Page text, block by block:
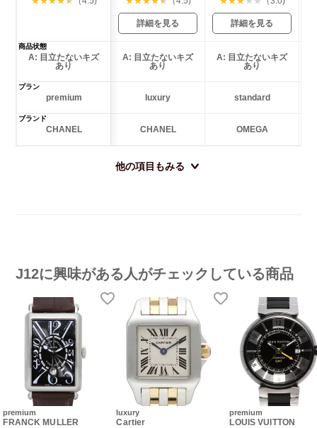
詳細を見る 詳細を見る
商品状態
A: 目立たないキズ
あり
A: 目立たないキズ
あり
A: 目立たないキズ
あり
プラン
premium luxury standard
ブランド
CHANEL CHANEL OMEGA
他の項目もみる
J12に興味がある人がチェックしている商品
premium
FRANCK MULLER
luxury
Cartier
premium
LOUIS VUITTON